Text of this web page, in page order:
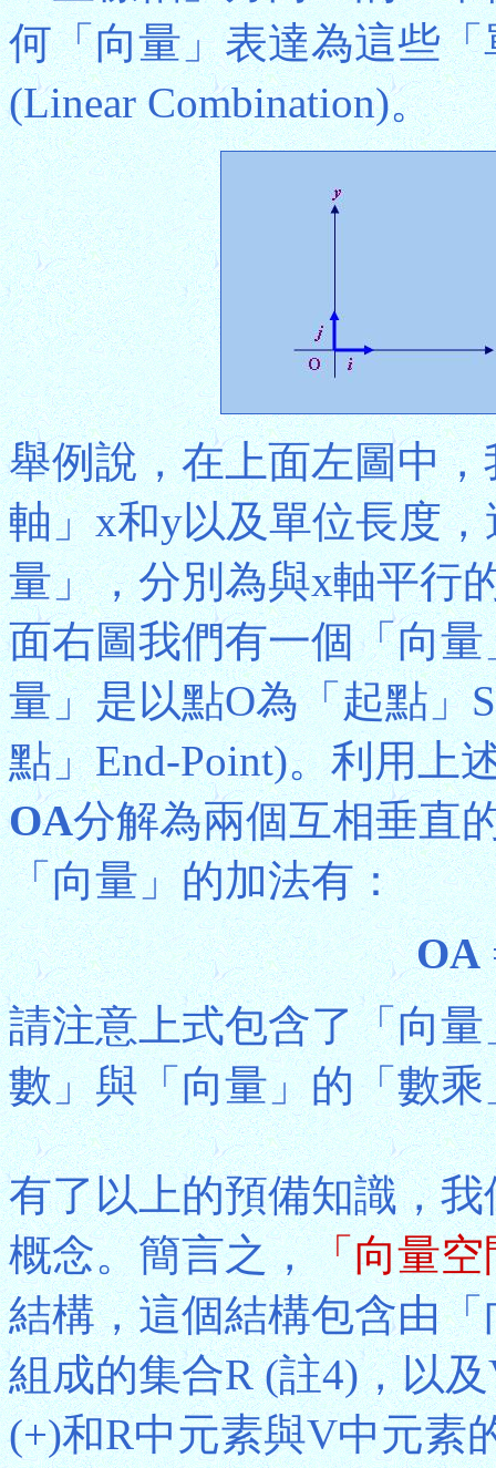
何「向量」表達為這些
(Linear Combination)。
舉例說，在上面左圖中
軸」x和y以及單位長度
量」，分別為與x軸平行
面右圖我們有一個「向量
量」是以點O為「起點」
點」End-Point)。利用上
OA分解為兩個互相垂直
「向量」的加法有：
OA
請注意上式包含了「向
數」與「向量」的「數乘
有了以上的預備知識，
概念。簡言之，「向量空
結構，這個結構包含由
組成的集合R (註4)，以
(+)和R中元素與V中元素